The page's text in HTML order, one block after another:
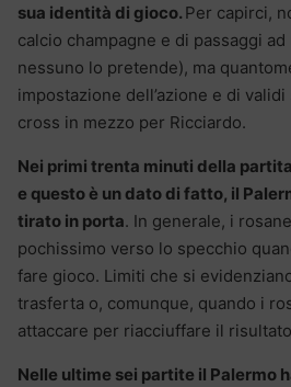
sua identità di gioco. Per capirci,
calcio champagne e di passaggi
nessuno lo pretende), ma
impostazione dell’azione e di
cross in mezzo per Ricciardo.
Nei primi trenta minuti della
e questo è un dato di fatto, il
tirato in porta. In generale, i
pochissimo verso lo specchio
fare gioco. Limiti che si
trasferta o, comunque, quando i
attaccare per riacciuffare il
Nelle ultime sei partite il Palermo